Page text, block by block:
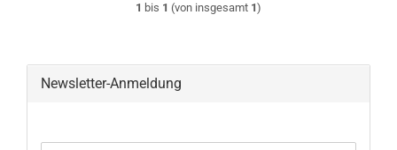
1 bis 1 (von insgesamt 1)
Newsletter-Anmeldung